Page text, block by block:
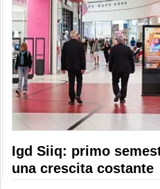
Igd Siiq: primo
una crescita costante